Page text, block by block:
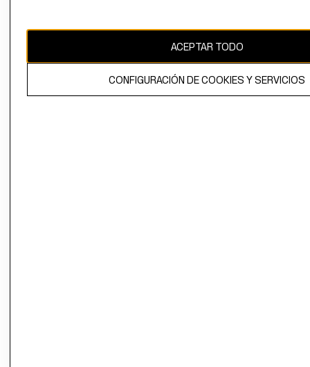
El contenido de esta página web está protegido por copyright y es
propiedad de H&M Hennes & Mauritz AB.
ACEPTAR TODO
CONFIGURACIÓN DE COOKIES Y SERVICIOS